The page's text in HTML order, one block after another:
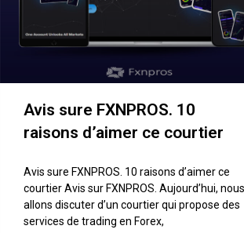
Avis sure FXNPROS. 10
raisons d’aimer ce courtier
Avis sure FXNPROS. 10 raisons d’aimer ce
courtier Avis sur FXNPROS. Aujourd’hui, nous
allons discuter d’un courtier qui propose des
services de trading en Forex,